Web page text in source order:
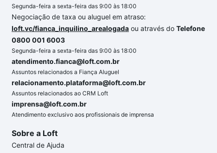
Segunda-feira a sexta-feira das 9:00 às 18:00
Negociação de taxa ou aluguel em atraso:
loft.vc/fianca_inquilino_arealogada ou através do Telefone
0800 001 6003
Segunda-feira a sexta-feira das 9:00 às 18:00
atendimento.fianca@loft.com.br
Assuntos relacionados a Fiança Aluguel
relacionamento.plataforma@loft.com.br
Assuntos relacionados ao CRM Loft
imprensa@loft.com.br
Atendimento exclusivo aos profissionais de imprensa
Sobre a Loft
Central de Ajuda